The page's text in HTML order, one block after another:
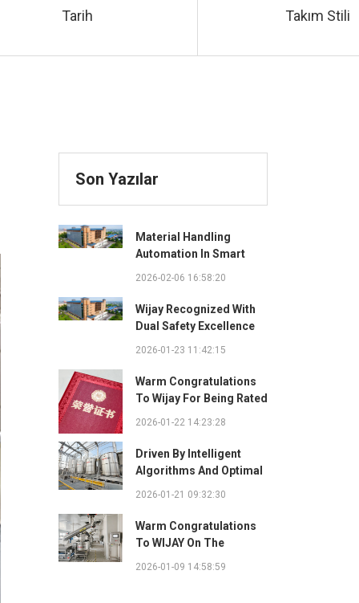
Tarih Takım Stili
Son Yazılar
Material Handling
Automation In Smart
2026-02-06 16:58:20
Wijay Recognized With
Dual Safety Excellence
Ingredient System
2026-01-23 11:42:15
Warm Congratulations
To Wijay For Being Rated
Winning The "Best
Practice Award For
2026-01-22 14:23:28
Driven By Intelligent
Algorithms And Optimal
Sets A New Benchmark
For Pneumatic
2026-01-21 09:32:30
Warm Congratulations
To WIJAY On The
2026-01-09 14:58:59